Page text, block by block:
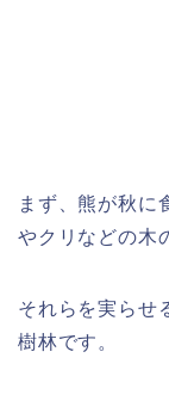
まず、熊が秋に
やクリなどの木
それらを実らせ
樹林です。